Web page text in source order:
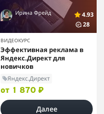
Ирина Фрейд
4.93
28
ВИДЕОКУРС
Эффективная реклама в
Яндекс.Директ для
новичков
Яндекс.Директ
от 1 870 ₽
Далее